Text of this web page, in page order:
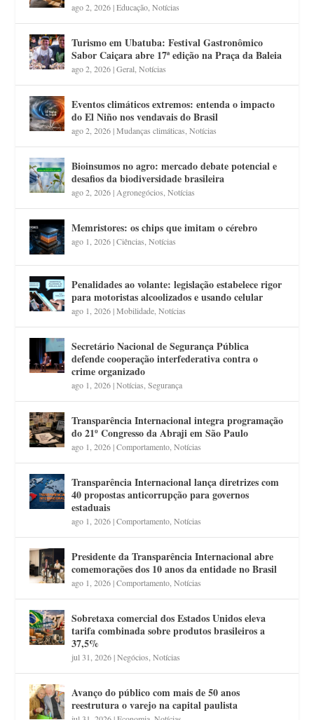
ago 2, 2026|Educação ,Notícias
Turismo em Ubatuba: Festival Gastronômico
Sabor Caiçara abre 17ª edição na Praça da Baleia
ago 2, 2026|Geral ,Notícias
Eventos climáticos extremos: entenda o impacto
do El Niño nos vendavais do Brasil
ago 2, 2026|Mudanças climáticas ,Notícias
Bioinsumos no agro: mercado debate potencial e
desafios da biodiversidade brasileira
ago 2, 2026| Agronegócios ,Notícias
Memristores: os chips que imitam o cérebro
ago 1, 2026|Ciências ,Notícias
Penalidades ao volante: legislação estabelece rigor
para motoristas alcoolizados e usando celular
ago 1, 2026|Mobilidade ,Notícias
Secretário Nacional de Segurança Pública
defende cooperação interfederativa contra o
crime organizado
ago 1, 2026|Notícias ,Segurança
Transparência Internacional integra programação
do 21º Congresso da Abraji em São Paulo
ago 1, 2026|Comportamento ,Notícias
Transparência Internacional lança diretrizes com
40 propostas anticorrupção para governos
estaduais
ago 1, 2026|Comportamento ,Notícias
Presidente da Transparência Internacional abre
comemorações dos 10 anos da entidade no Brasil
ago 1, 2026|Comportamento ,Notícias
Sobretaxa comercial dos Estados Unidos eleva
tarifa combinada sobre produtos brasileiros a
37,5%
jul 31, 2026|Negócios ,Notícias
Avanço do público com mais de 50 anos
reestrutura o varejo na capital paulista